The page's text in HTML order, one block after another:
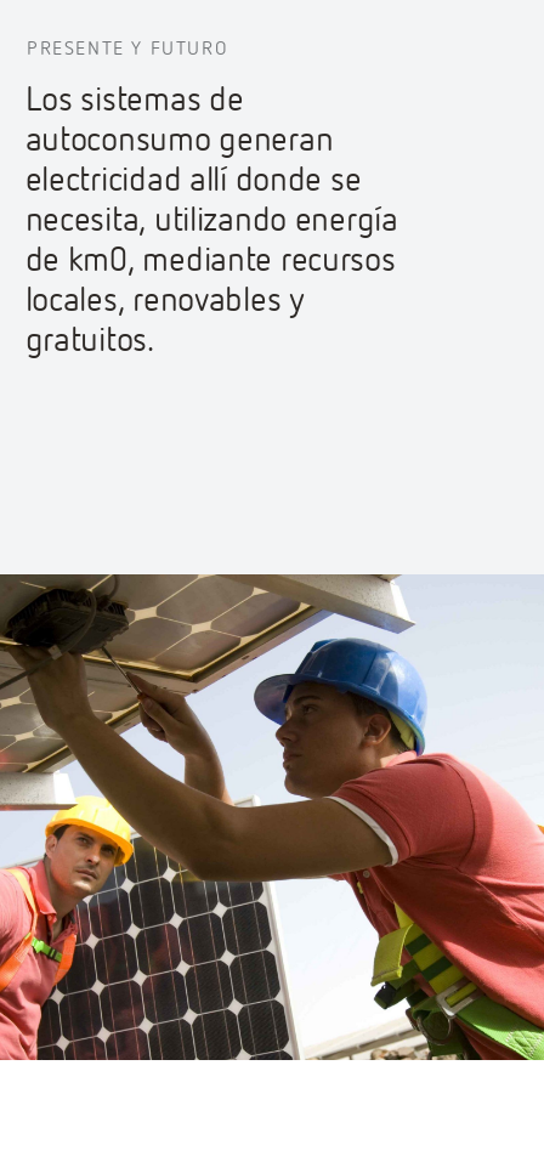
PRESENTE Y FUTURO
Los sistemas de
autoconsumo generan
electricidad allí donde se
necesita, utilizando energía
de km0, mediante recursos
locales, renovables y
gratuitos.